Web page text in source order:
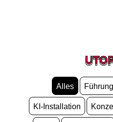
Alles Führung
KI-Installation